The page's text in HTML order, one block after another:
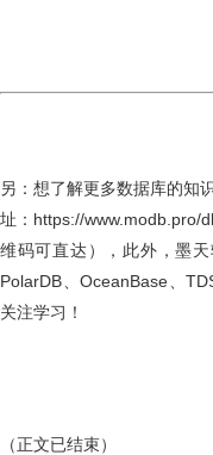
另：想了解更多数据库的知
址：https://www.modb.pro/
维码可直达），此外，墨
PolarDB、OceanBase、
关注学习！
（正文已结束）